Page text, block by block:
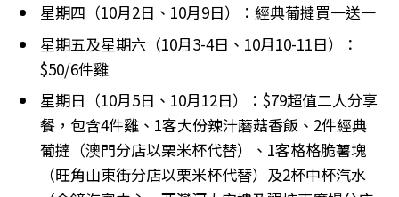
星期四（10月2日、10月9日）：經典葡撻買一送一
星期五及星期六（10月3-4日、10月10-11日）：
$50/6件雞
星期日（10月5日、10月12日）：$79超值二人分享
餐，包含4件雞、1客大份辣汁蘑菇香飯、2件經典
葡撻（澳門分店以栗米杯代替）、1客格格脆薯塊
（旺角山東街分店以栗米杯代替）及2杯中杯汽水